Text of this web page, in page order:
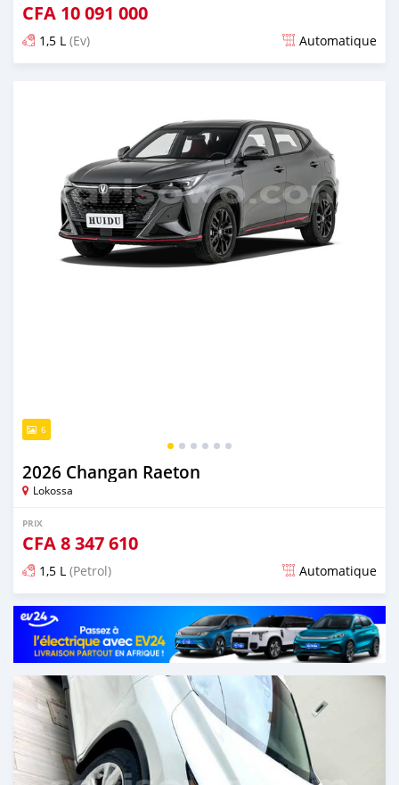
CFA 10 091 000
1,5 L (Ev) Automatique
6
2026 Changan Raeton
Lokossa
PRIX
CFA8 347 610
1,5 L (Petrol) Automatique
Publié il y a 3 jours